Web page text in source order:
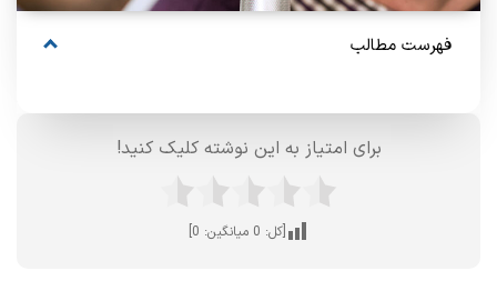
فهرست مطالب
برای امتیاز به این نوشته کلیک کنید!
[کل: 0 میانگین: 0
]